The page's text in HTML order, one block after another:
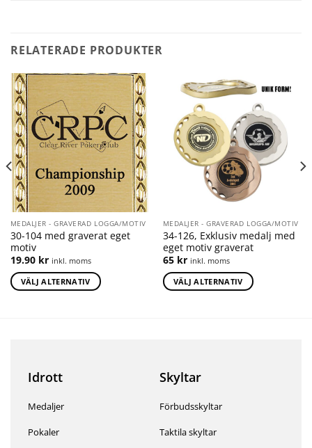
RELATERADE PRODUKTER
MEDALJER - GRAVERAD LOGGA/MOTIV
30-104 med graverat eget
motiv
19.90 kr inkl. moms
VÄLJ ALTERNATIV
MEDALJER - GRAVERAD LOGGA/MOTIV
34-126, Exklusiv medalj med
eget motiv graverat
65 kr inkl. moms
VÄLJ ALTERNATIV
Idrott
Medaljer
Pokaler
Skyltar
Förbudsskyltar
Taktila skyltar